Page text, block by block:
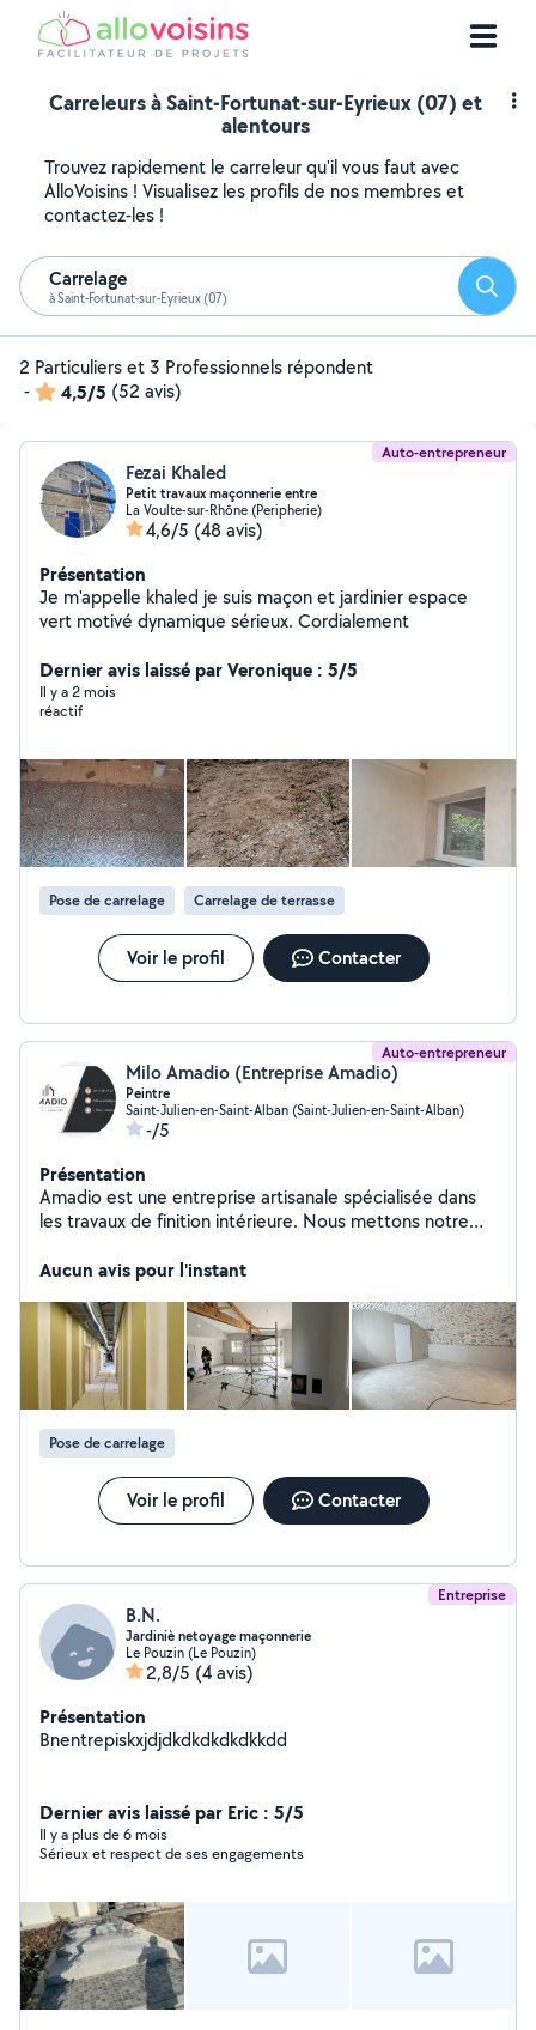
Carreleurs à Saint-Fortunat-sur-Eyrieux (07) et
alentours
Trouvez rapidement le carreleur qu'il vous faut avec
AlloVoisins ! Visualisez les profils de nos membres et
contactez-les !
Carrelage
à Saint-Fortunat-sur-Eyrieux (07)
2 Particuliers et 3 Professionnels répondent
-
4,5/5 (52 avis)
Auto-entrepreneur
Fezai Khaled
Petit travaux maçonnerie entre
La Voulte-sur-Rhône (Peripherie)
4,6/5 (48 avis)
Présentation
Je m'appelle khaled je suis maçon et jardinier espace
vert motivé dynamique sérieux. Cordialement
Dernier avis laissé par Veronique : 5/5
Il y a 2 mois
réactif
Pose de carrelage Carrelage de terrasse
Voir le profil Contacter
Auto-entrepreneur
Milo Amadio (Entreprise Amadio)
Peintre
Saint-Julien-en-Saint-Alban (Saint-Julien-en-Saint-Alban)
-/5
Présentation
Amadio est une entreprise artisanale spécialisée dans
les travaux de finition intérieure. Nous mettons notre
professionels pour réaliser des projets de qualité en
engagement repose sur le professionalisme , le souci du
détail et le respect des délais afin de garantir des
réalisations soignées et durables . Qu'il s'agisse d'une
rénovation , d'un aménagement intérieur ou d'un projet
neuf , nous vous accompagnons avec des solutions
adaptées à vos besoins.
Aucun avis pour l'instant
Pose de carrelage
Voir le profil Contacter
Entreprise
B.N.
Jardiniè netoyage maçonnerie
Le Pouzin (Le Pouzin)
2,8/5 (4 avis)
Présentation
Bnentrepiskxjdjdkdkdkdkdkkdd
Dernier avis laissé par Eric : 5/5
Il y a plus de 6 mois
Sérieux et respect de ses engagements